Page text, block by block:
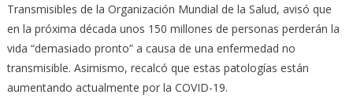
Transmisibles de la Organización Mundial de la Salud, avisó que
en la próxima década unos 150 millones de personas perderán la
vida “demasiado pronto” a causa de una enfermedad no
transmisible. Asimismo, recalcó que estas patologías están
aumentando actualmente por la COVID-19.